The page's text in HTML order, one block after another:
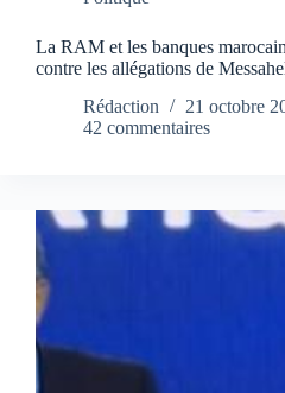
La RAM et les banques
contre les allégations de
Rédaction
21 octobre
42 commentaires